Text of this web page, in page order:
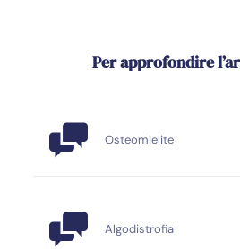
Per approfondire
Osteomielite
Algodistrofia